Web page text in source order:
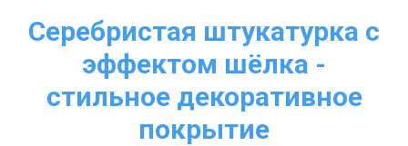
Серебристая штукатурка с
эффектом шёлка -
стильное декоративное
покрытие